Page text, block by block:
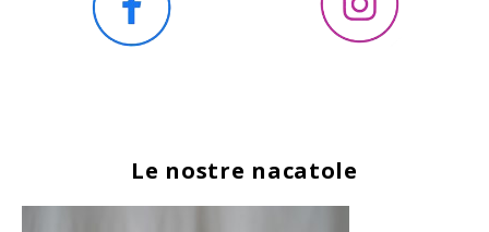
Le nostre nacatole